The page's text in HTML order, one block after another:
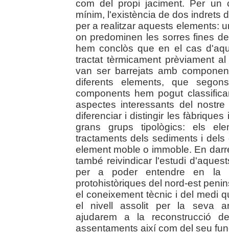
com del propi jaciment. Per un
mínim, l'existència de dos indrets
per a realitzar aquests elements:
on predominen les sorres fines
hem conclòs que en el cas
tractat tèrmicament prèviament
van ser barrejats amb
diferents elements, que
components hem pogut
aspectes interessants del
diferenciar i distingir les
grans grups tipològics: els
tractaments dels sediments i
element moble o immoble. En
també reivindicar l'estudi
per a poder entendre en la
protohistòriques del nord-est
el coneixement tècnic i del medi
el nivell assolit per la seva
ajudarem a la reconstrucció
assentaments així com del seu